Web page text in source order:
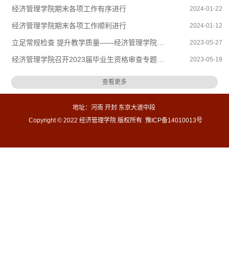
经济管理学院期末各项工作有序进行 2024-01-22
经济管理学院期末各项工作顺利进行 2024-01-12
2023-05-27
2023-05-19
查看更多
地址：河南 开封 东京大道中段
Copyright © 2022 经济管理学院 版权所有 豫ICP备14010013号